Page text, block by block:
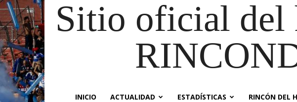
Sitio oficial del
INICIO ACTUALIDAD ESTADÍSTICAS RINCÓN DEL